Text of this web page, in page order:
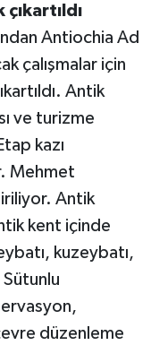
Antiochia Ad
çalışmalar için
Antik
ve turizme
kazı
Mehmet
Antik
kent içinde
kuzeybatı,
düzenleme